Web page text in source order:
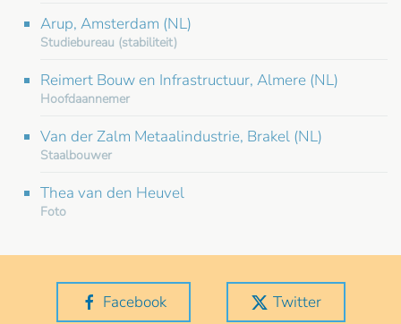
Arup, Amsterdam (NL)
Studiebureau (stabiliteit)
Reimert Bouw en Infrastructuur, Almere (NL)
Hoofdaannemer
Van der Zalm Metaalindustrie, Brakel (NL)
Staalbouwer
Thea van den Heuvel
Foto
Facebook Twitter